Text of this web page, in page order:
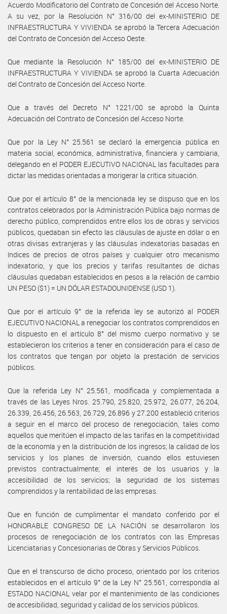
Acuerdo Modificatorio del Contrato de Concesión del Acceso Norte.
A su vez, por la Resolución N° 316/00 del ex-MINISTERIO DE
INFRAESTRUCTURA Y VIVIENDA se aprobó la Tercera Adecuación
del Contrato de Concesión del Acceso Oeste.
Que mediante la Resolución N° 185/00 del ex-MINISTERIO DE
INFRAESTRUCTURA Y VIVIENDA se aprobó la Cuarta Adecuación
del Contrato de Concesión del Acceso Norte.
Que a través del Decreto N° 1221/00 se aprobó la Quinta
Adecuación del Contrato de Concesión del Acceso Norte.
Que por la Ley N° 25.561 se declaró la emergencia pública en
materia social, económica, administrativa, financiera y cambiaria,
delegando en el PODER EJECUTIVO NACIONAL las facultades para
dictar las medidas orientadas a morigerar la crítica situación.
Que por el artículo 8° de la mencionada ley se dispuso que en los
contratos celebrados por la Administración Pública bajo normas de
derecho público, comprendidos entre ellos los de obras y servicios
públicos, quedaban sin efecto las cláusulas de ajuste en dólar o en
otras divisas extranjeras y las cláusulas indexatorias basadas en
índices de precios de otros países y cualquier otro mecanismo
indexatorio, y que los precios y tarifas resultantes de dichas
cláusulas quedaban establecidos en pesos a la relación de cambio
UN PESO ($1) = UN DÓLAR ESTADOUNIDENSE (USD 1).
Que por el artículo 9° de la referida ley se autorizó al PODER
EJECUTIVO NACIONAL a renegociar los contratos comprendidos en
lo dispuesto en el artículo 8° del mismo cuerpo normativo y se
establecieron los criterios a tener en consideración para el caso de
los contratos que tengan por objeto la prestación de servicios
públicos.
Que la referida Ley N° 25.561, modificada y complementada a
través de las Leyes Nros. 25.790, 25.820, 25.972, 26.077, 26.204,
26.339, 26.456, 26.563, 26.729, 26.896 y 27.200 estableció criterios
a seguir en el marco del proceso de renegociación, tales como
aquellos que meritúen el impacto de las tarifas en la competitividad
de la economía y en la distribución de los ingresos; la calidad de los
servicios y los planes de inversión, cuando ellos estuviesen
previstos contractualmente; el interés de los usuarios y la
accesibilidad de los servicios; la seguridad de los sistemas
comprendidos y la rentabilidad de las empresas.
Que en función de cumplimentar el mandato conferido por el
HONORABLE CONGRESO DE LA NACIÓN se desarrollaron los
procesos de renegociación de los contratos con las Empresas
Licenciatarias y Concesionarias de Obras y Servicios Públicos.
Que en el transcurso de dicho proceso, orientado por los criterios
establecidos en el artículo 9° de la Ley N° 25.561, correspondía al
ESTADO NACIONAL velar por el mantenimiento de las condiciones
de accesibilidad, seguridad y calidad de los servicios públicos.